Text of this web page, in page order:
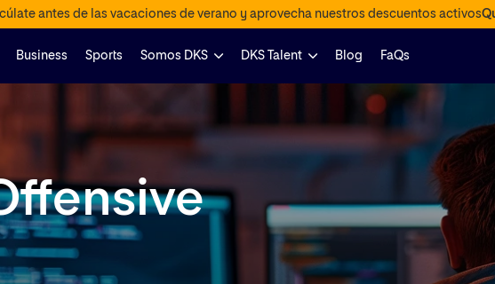
antes de las vacaciones de verano y aprovecha nuestros descuentos activos
Business Sports Somos DKS DKS Talent Blog FaQs